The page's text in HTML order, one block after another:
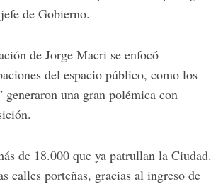
de Gobierno.
de Jorge Macri se enfocó
del espacio público, como los
generaron una gran polémica con
de 18.000 que ya patrullan la Ciudad.
calles porteñas, gracias al ingreso de